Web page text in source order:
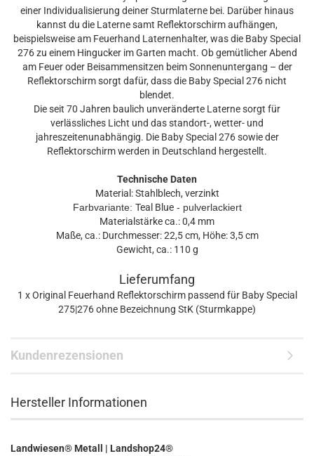
einer Individualisierung deiner Sturmlaterne bei. Darüber hinaus
kannst du die Laterne samt Reflektorschirm aufhängen,
beispielsweise am Feuerhand Laternenhalter, was die Baby Special
276 zu einem Hingucker im Garten macht. Ob gemütlicher Abend
am Feuer oder Beisammensitzen beim Sonnenuntergang – der
Reflektorschirm sorgt dafür, dass die Baby Special 276 nicht
blendet.
Die seit 70 Jahren baulich unveränderte Laterne sorgt für
verlässliches Licht und das standort-, wetter- und
jahreszeitenunabhängig. Die Baby Special 276 sowie der
Reflektorschirm werden in Deutschland hergestellt.
Technische Daten
Material: Stahlblech, verzinkt
Farbvariante: Teal Blue- pulverlackiert
Materialstärke ca.: 0,4 mm
Maße, ca.: Durchmesser: 22,5 cm, Höhe: 3,5 cm
Gewicht, ca.: 110 g
Lieferumfang
1 x Original Feuerhand Reflektorschirm passend für Baby Special
275|276 ohne Bezeichnung StK (Sturmkappe)
Kundenrezensionen
Hersteller Informationen
Landwiesen® Metall | Landshop24®